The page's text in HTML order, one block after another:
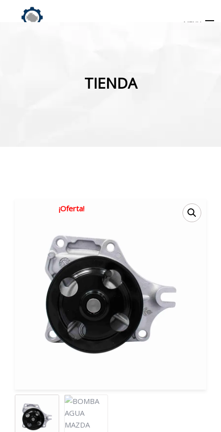
MENU
TIENDA
¡Oferta!